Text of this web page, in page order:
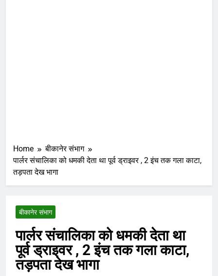
Home
बीकानेर संभाग
पार्लर संचालिका को धमकी देता था पूर्व ड्राइवर , 2 इंच तक गला काटा,
तड़पता देख भागा
बीकानेर संभाग
पार्लर संचालिका को धमकी देता था
पूर्व ड्राइवर , 2 इंच तक गला काटा,
तड़पता देख भागा